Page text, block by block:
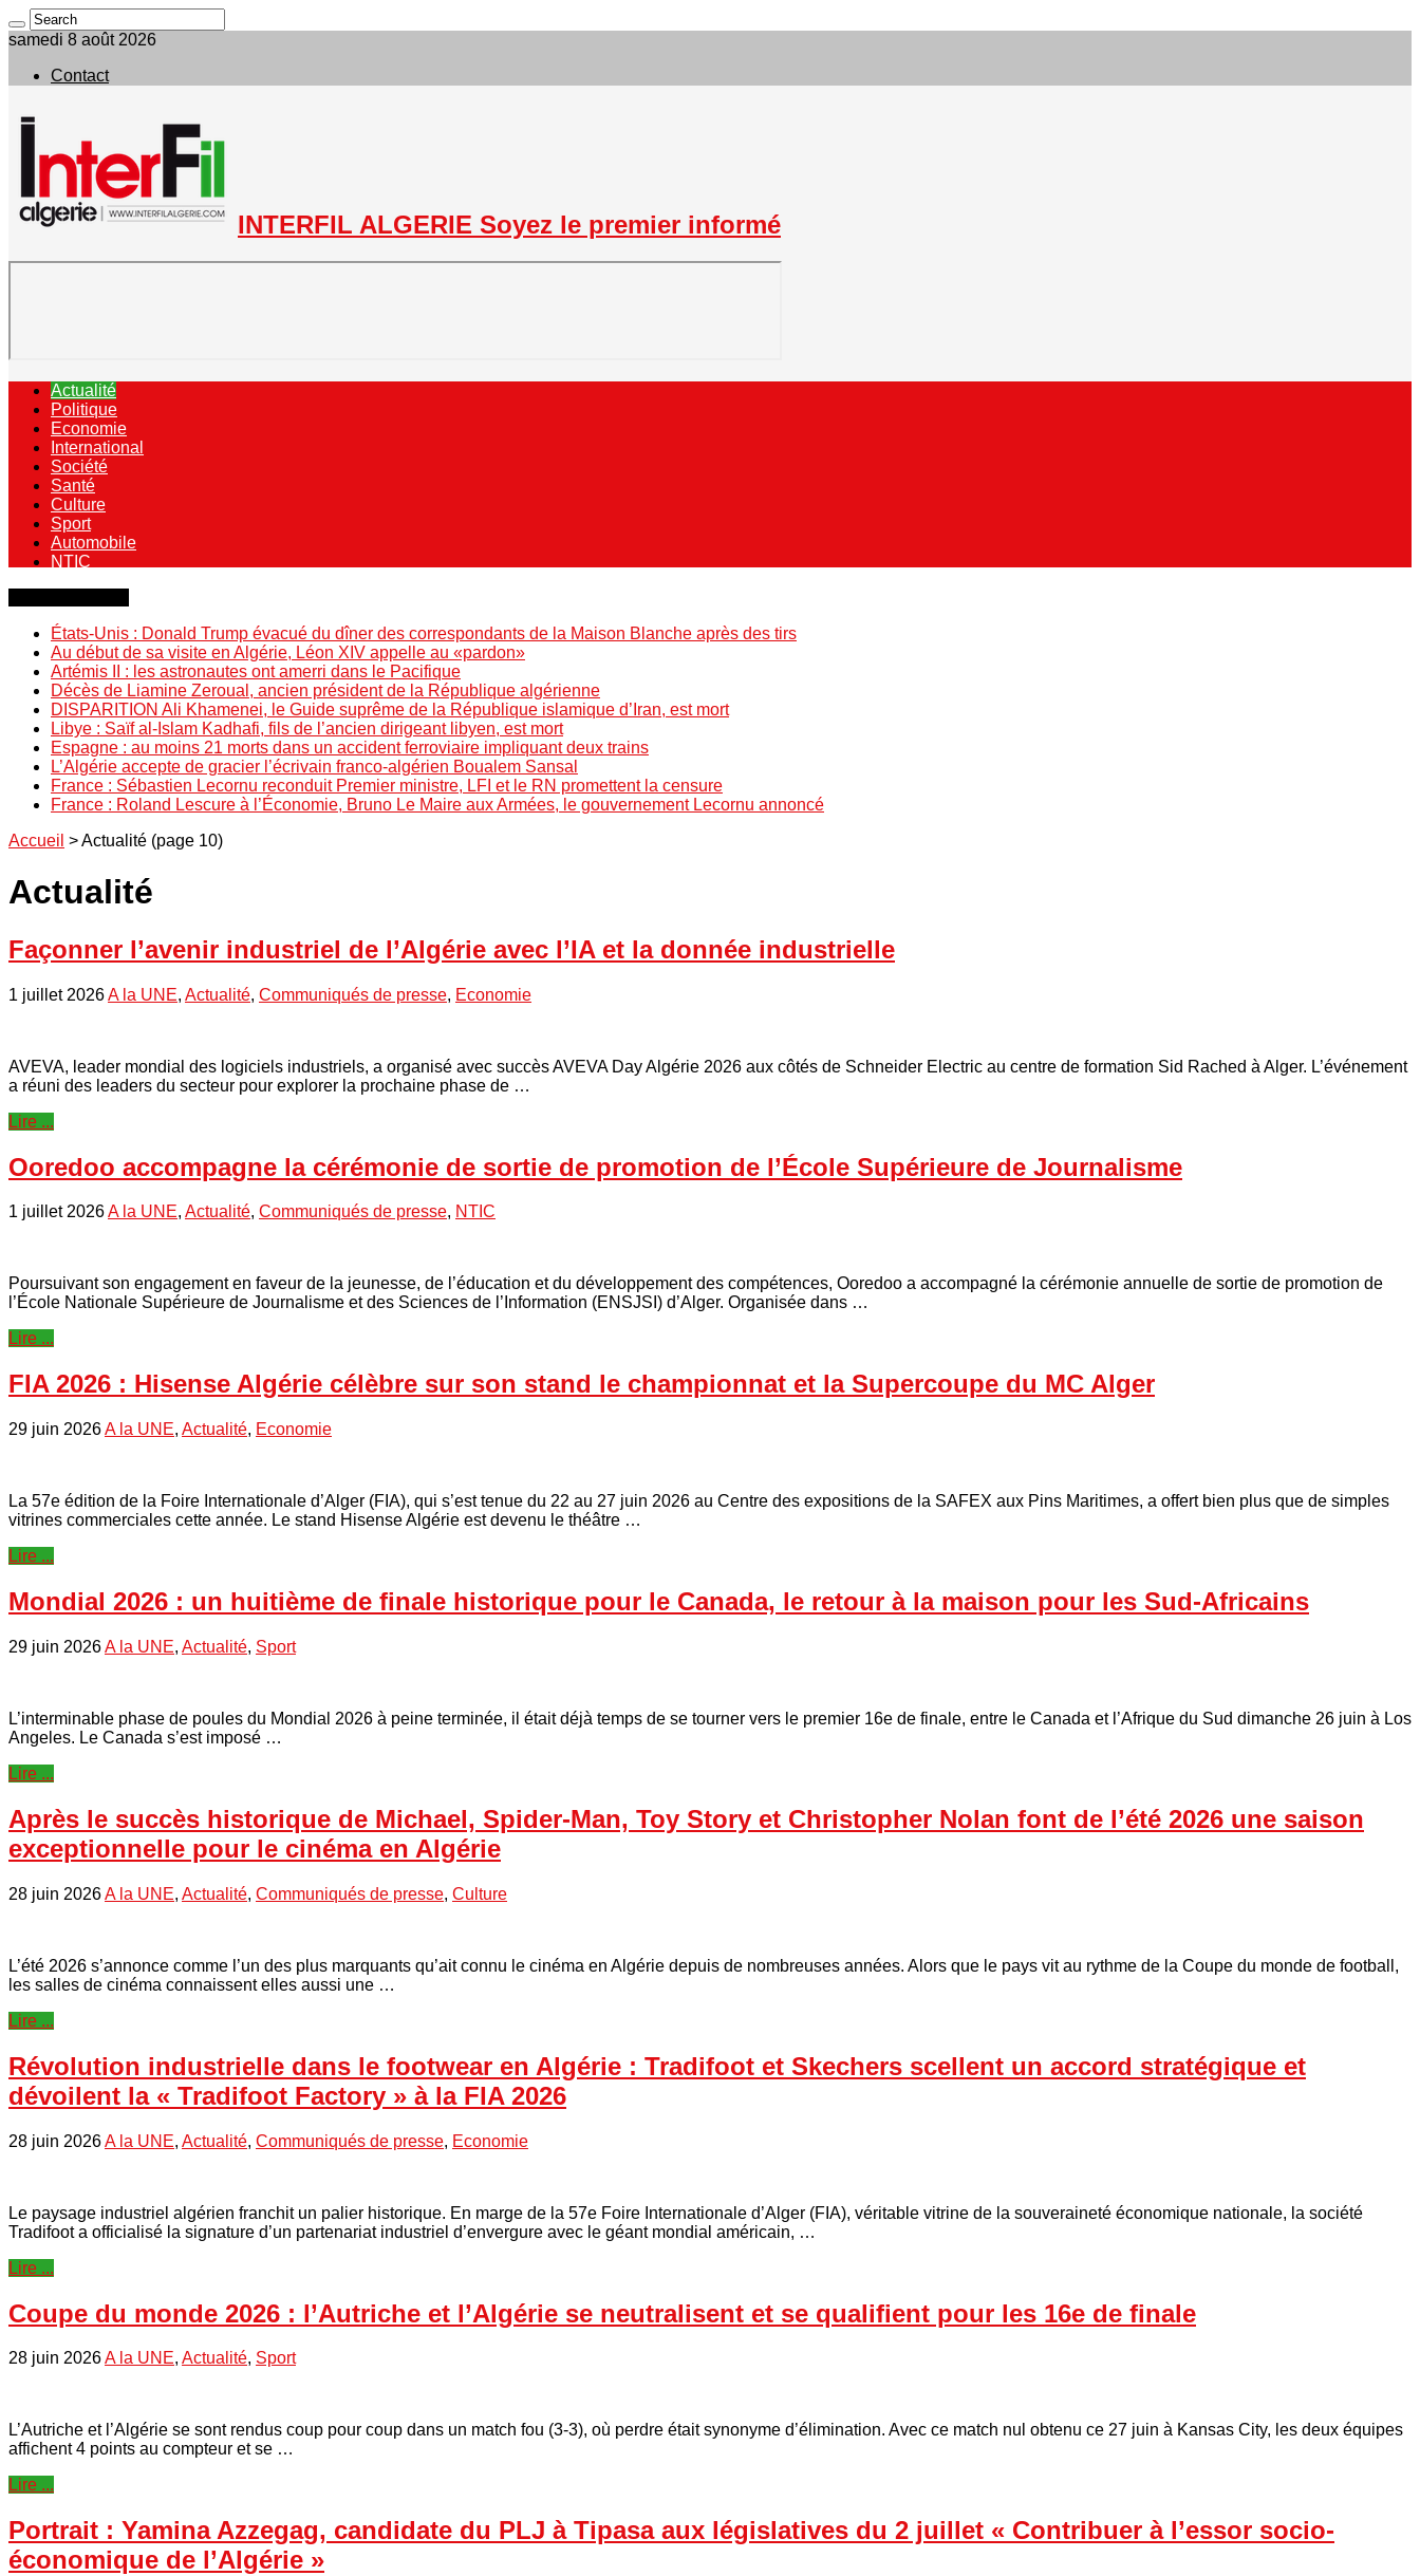
samedi 8 août 2026
Contact
INTERFIL ALGERIE Soyez le premier informé
Actualité
Politique
Economie
International
Société
Santé
Culture
Sport
Automobile
NTIC
États-Unis : Donald Trump évacué du dîner des correspondants de la Maison Blanche après des tirs
Au début de sa visite en Algérie, Léon XIV appelle au «pardon»
Artémis II : les astronautes ont amerri dans le Pacifique
Décès de Liamine Zeroual, ancien président de la République algérienne
DISPARITION Ali Khamenei, le Guide suprême de la République islamique d’Iran, est mort
Libye : Saïf al-Islam Kadhafi, fils de l’ancien dirigeant libyen, est mort
Espagne : au moins 21 morts dans un accident ferroviaire impliquant deux trains
L’Algérie accepte de gracier l’écrivain franco-algérien Boualem Sansal
France : Sébastien Lecornu reconduit Premier ministre, LFI et le RN promettent la censure
France : Roland Lescure à l’Économie, Bruno Le Maire aux Armées, le gouvernement Lecornu annoncé
Accueil >Actualité (page 10)
Actualité
Façonner l’avenir industriel de l’Algérie avec l’IA et la donnée industrielle
1 juillet 2026A la UNE, Actualité, Communiqués de presse, Economie
AVEVA, leader mondial des logiciels industriels, a organisé avec succès AVEVA Day Algérie 2026 aux côtés de Schneider Electric au centre de formation Sid Rached à Alger. L’événement
a réuni des leaders du secteur pour explorer la prochaine phase de …
Lire ...
Ooredoo accompagne la cérémonie de sortie de promotion de l’École Supérieure de Journalisme
1 juillet 2026A la UNE, Actualité, Communiqués de presse, NTIC
Poursuivant son engagement en faveur de la jeunesse, de l’éducation et du développement des compétences, Ooredoo a accompagné la cérémonie annuelle de sortie de promotion de
l’École Nationale Supérieure de Journalisme et des Sciences de l’Information (ENSJSI) d’Alger. Organisée dans …
Lire ...
FIA 2026 : Hisense Algérie célèbre sur son stand le championnat et la Supercoupe du MC Alger
29 juin 2026A la UNE, Actualité, Economie
La 57e édition de la Foire Internationale d’Alger (FIA), qui s’est tenue du 22 au 27 juin 2026 au Centre des expositions de la SAFEX aux Pins Maritimes, a offert bien plus que de simples
vitrines commerciales cette année. Le stand Hisense Algérie est devenu le théâtre …
Lire ...
Mondial 2026 : un huitième de finale historique pour le Canada, le retour à la maison pour les Sud-Africains
29 juin 2026A la UNE, Actualité, Sport
L’interminable phase de poules du Mondial 2026 à peine terminée, il était déjà temps de se tourner vers le premier 16e de finale, entre le Canada et l’Afrique du Sud dimanche 26 juin à Los
Angeles. Le Canada s’est imposé …
Lire ...
Après le succès historique de Michael, Spider-Man, Toy Story et Christopher Nolan font de l’été 2026 une saison
exceptionnelle pour le cinéma en Algérie
28 juin 2026A la UNE, Actualité, Communiqués de presse, Culture
L’été 2026 s’annonce comme l’un des plus marquants qu’ait connu le cinéma en Algérie depuis de nombreuses années. Alors que le pays vit au rythme de la Coupe du monde de football,
les salles de cinéma connaissent elles aussi une …
Lire ...
Révolution industrielle dans le footwear en Algérie : Tradifoot et Skechers scellent un accord stratégique et
dévoilent la « Tradifoot Factory » à la FIA 2026
28 juin 2026A la UNE, Actualité, Communiqués de presse, Economie
Le paysage industriel algérien franchit un palier historique. En marge de la 57e Foire Internationale d’Alger (FIA), véritable vitrine de la souveraineté économique nationale, la société
Tradifoot a officialisé la signature d’un partenariat industriel d’envergure avec le géant mondial américain, …
Lire ...
Coupe du monde 2026 : l’Autriche et l’Algérie se neutralisent et se qualifient pour les 16e de finale
28 juin 2026A la UNE, Actualité, Sport
L’Autriche et l’Algérie se sont rendus coup pour coup dans un match fou (3-3), où perdre était synonyme d’élimination. Avec ce match nul obtenu ce 27 juin à Kansas City, les deux équipes
affichent 4 points au compteur et se …
Lire ...
Portrait : Yamina Azzegag, candidate du PLJ à Tipasa aux législatives du 2 juillet « Contribuer à l’essor socio-
économique de l’Algérie »